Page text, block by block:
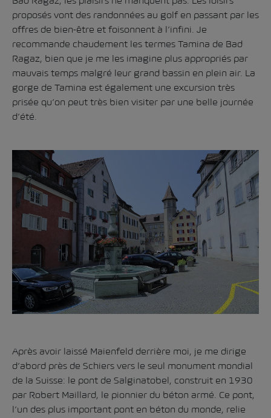
proposés vont des randonnées au golf en passant par les
offres de bien-être et foisonnent à l’infini. Je
recommande chaudement les termes Tamina de Bad
Ragaz, bien que je me les imagine plus appropriés par
mauvais temps malgré leur grand bassin en plein air. La
gorge de Tamina est également une excursion très
prisée qu’on peut très bien visiter par une belle journée
d’été.
Après avoir laissé Maienfeld derrière moi, je me dirige
d’abord près de Schiers vers le seul monument mondial
de la Suisse: le pont de Salginatobel, construit en 1930
par Robert Maillard, le pionnier du béton armé. Ce pont,
l’un des plus important pont en béton du monde, relie